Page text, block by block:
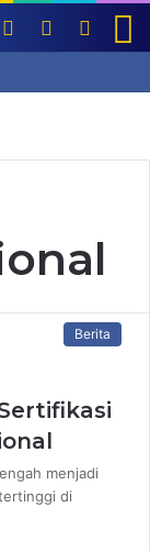
Switch
Log
Berita
menjadi
di